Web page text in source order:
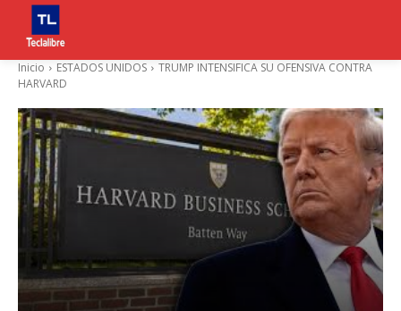
Inicio ESTADOS UNIDOS
TRUMP INTENSIFICA SU OFENSIVA CONTRA
HARVARD